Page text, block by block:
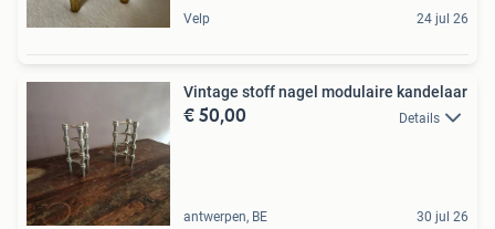
Velp 24 jul 26
Vintage stoff nagel modulaire kandelaar
€ 50,00 Details
antwerpen, BE 30 jul 26